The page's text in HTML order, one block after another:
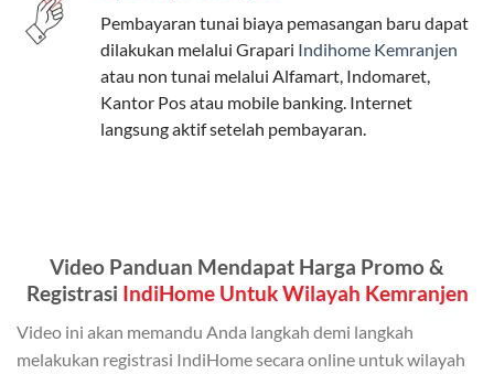
Salah satu fitur unggulan Telkomsel One adalah Paket
Kuota Keluarga. Dengan kuota hingga 30 GB, Anda
bisa membagikan internet kepada anggota keluarga
atau teman tanpa perlu khawatir kehabisan kuota.
Berikut adalah detailnya:
Bisa Dibagi Hingga 5 Anggota
Admin dapat mendaftarkan hingga 5 anggota
keluarga atau teman untuk menggunakan kuota ini.
Pembayaran tunai biaya pemasangan baru dapat
dilakukan melalui Grapari Indihome Kemranjen
atau non tunai melalui Alfamart, Indomaret,
Kantor Pos atau mobile banking. Internet
langsung aktif setelah pembayaran.
Video Panduan Mendapat Harga Promo &
Registrasi IndiHome Untuk Wilayah Kemranjen
Video ini akan memandu Anda langkah demi langkah
melakukan registrasi IndiHome secara online untuk wilayah